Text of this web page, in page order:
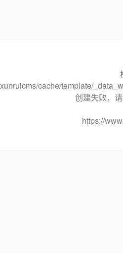
cache/template/
创建失败，
https://